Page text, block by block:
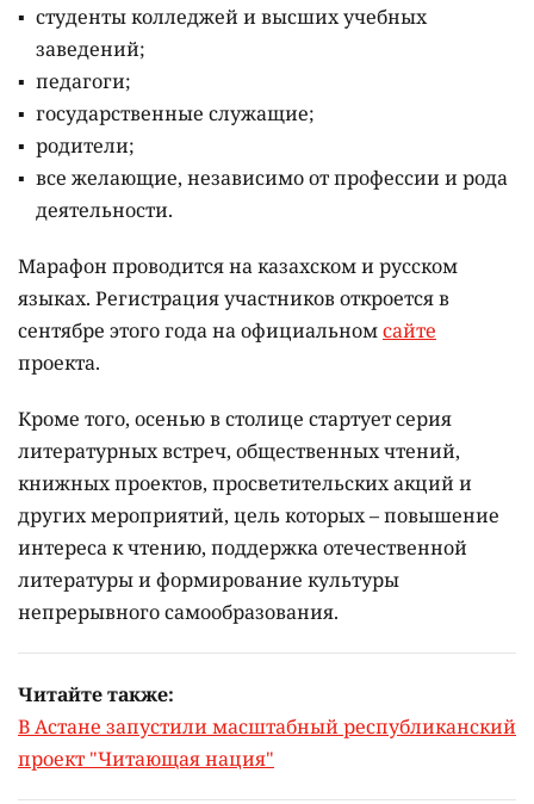
студенты колледжей и высших учебных
заведений;
педагоги;
государственные служащие;
родители;
все желающие, независимо от профессии и рода
деятельности.
Марафон проводится на казахском и русском
языках. Регистрация участников откроется в
сентябре этого года на официальномсайте
проекта.
Кроме того, осенью в столице стартует серия
литературных встреч, общественных чтений,
книжных проектов, просветительских акций и
других мероприятий, цель которых –повышение
интереса к чтению, поддержка отечественной
литературы и формирование культуры
непрерывного самообразования.
Читайте также:
В Астане запустили масштабный республиканский
проект "Читающая нация"